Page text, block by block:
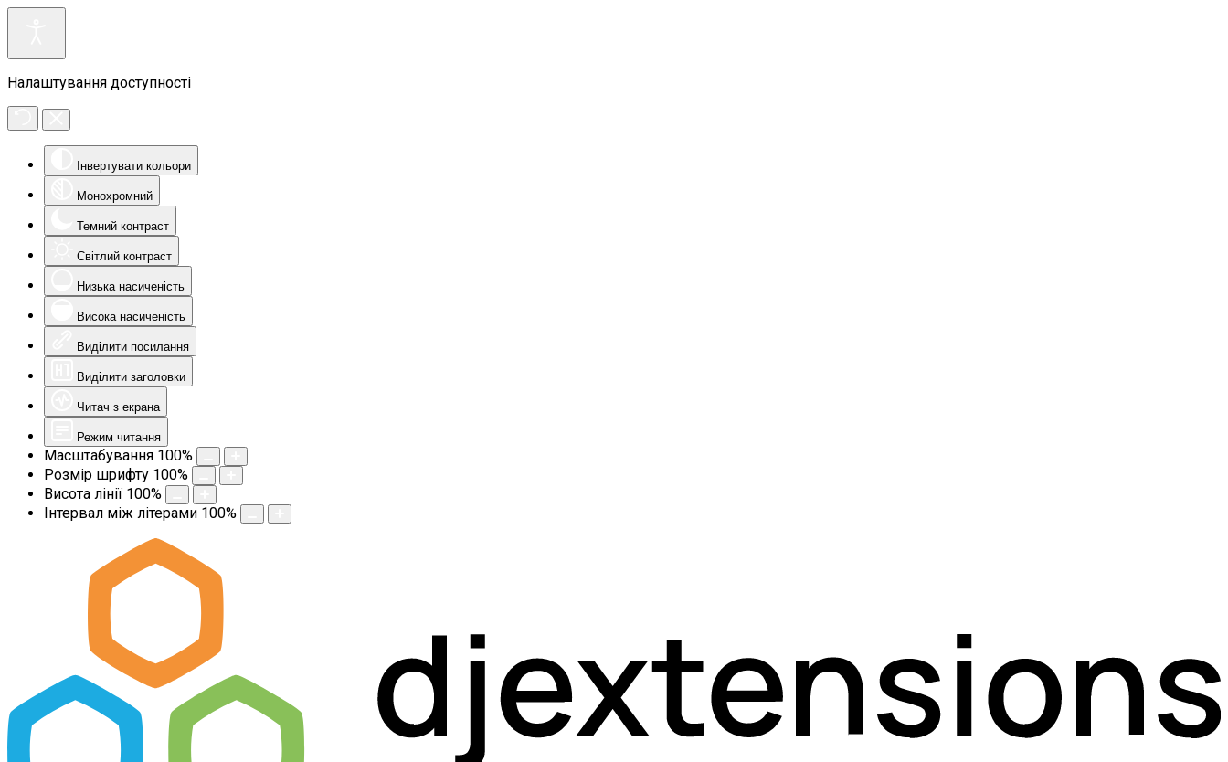
Налаштування доступності
Інвертувати кольори
Монохромний
Темний контраст
Світлий контраст
Низька насиченість
Висока насиченість
Виділити посилання
Виділити заголовки
Читач з екрана
Режим читання
Масштабування 100%
Розмір шрифту 100%
Висота лінії 100%
Інтервал між літерами 100%